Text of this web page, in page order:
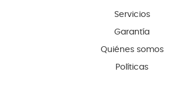
Servicios
Garantía
Quiénes somos
Políticas